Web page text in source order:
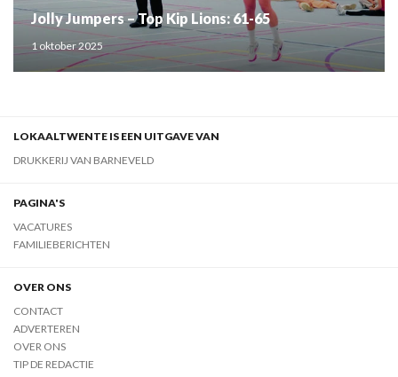
Jolly Jumpers – Top Kip Lions: 61-65
1 oktober 2025
LOKAALTWENTE IS EEN UITGAVE VAN
DRUKKERIJ VAN BARNEVELD
PAGINA'S
VACATURES
FAMILIEBERICHTEN
OVER ONS
CONTACT
ADVERTEREN
OVER ONS
TIP DE REDACTIE